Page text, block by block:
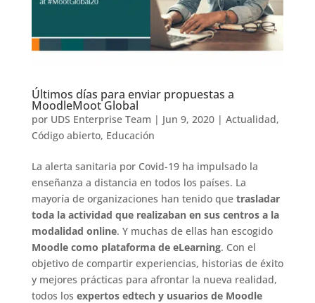
Últimos días para enviar propuestas a
MoodleMoot Global
por UDS Enterprise Team | Jun 9, 2020| Actualidad,
Código abierto, Educación
La alerta sanitaria por Covid-19 ha impulsado la
enseñanza a distancia en todos los países. La
mayoría de organizaciones han tenido que trasladar
toda la actividad que realizaban en sus centros a la
modalidad online. Y muchas de ellas han escogido
Moodle como plataforma de eLearning. Con el
objetivo de compartir experiencias, historias de éxito
y mejores prácticas para afrontar la nueva realidad,
todos los expertos edtech y usuarios de Moodle